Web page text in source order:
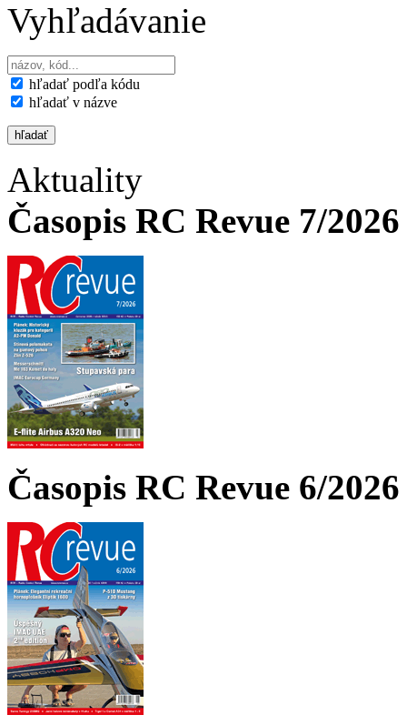
Vyhľadávanie
hľadať podľa kódu
hľadať v názve
Aktuality
Časopis RC Revue 7/
Časopis RC Revue 6/